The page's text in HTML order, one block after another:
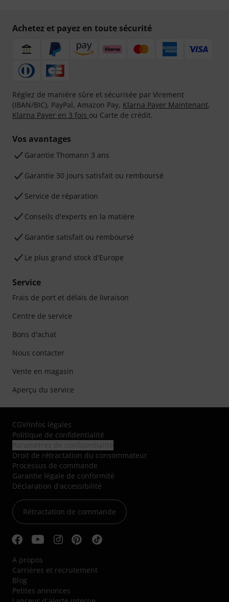
Achetez et payez en toute sécurité
Réglez de manière sûre et sécurisée par Virement
(IBAN/BIC), PayPal, Amazon Pay, Klarna Payer Maintenant,
Klarna Payer en 3 fois ou Carte de crédit.
Vos avantages
Ga­ran­tie Thomann 3 ans
Garantie 30 jours satisfait ou remboursé
Service de réparation
Conseils d'experts en la matière
Garantie satisfait ou remboursé
Le plus grand stock d'Europe
Service
Frais de port et délais de livraison
Centre de service
Bons d'achat
Nous contacter
Vente en magasin
Aperçu du service
CGV/Infos légales
Politique de confidentialité
Droit de rétractation du consommateur
Processus de commande
Garantie légale de conformité
Déclaration d'accessibilité
Rétractation de commande
A propos
Carrières et recrutement
Blog
Petites annonces